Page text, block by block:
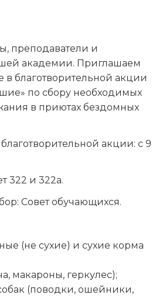
преподаватели и
академии. Приглашаем
в благотворительной акции
по сбору необходимых
в приютах бездомных
акции: с 9
322 и 322а.
Совет обучающихся.
(не сухие) и сухие корма
макароны, геркулес);
(поводки, ошейники,